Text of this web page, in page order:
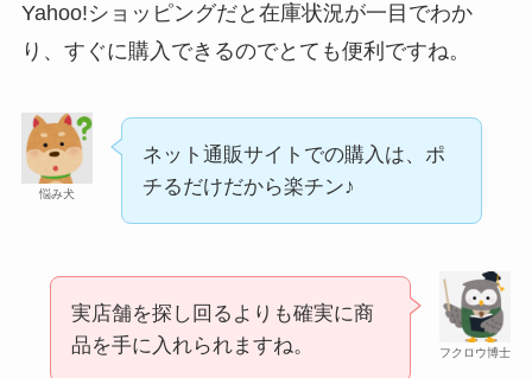
五家宝はどこで買える？取扱店はスーパーや百貨
店！
食紅はどこで買える？ダイソーやセリアなどの100
Yahoo!ショッピングだと在庫状況が一目でわか
り、すぐに購入できるのでとても便利ですね。
悩み犬
ネット通販サイトでの購入は、ポ
チるだけだから楽チン♪
フクロウ博士
実店舗を探し回るよりも確実に商
品を手に入れられますね。